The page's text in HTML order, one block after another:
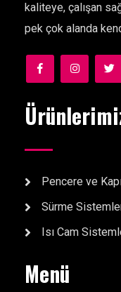
kaliteye, çalışan
pek çok alanda
Pencere ve
Sürme
Isı Cam
Menü